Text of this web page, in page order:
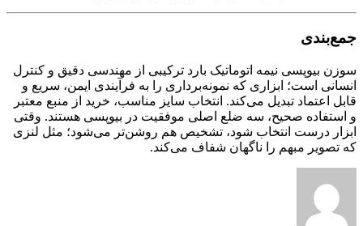
جمع‌بندی
سوزن بیوپسی نیمه اتوماتیک بارد ترکیبی از مهندسی دقیق و کنترل
انسانی است؛ ابزاری که نمونه‌برداری را به فرآیندی ایمن، سریع و
قابل اعتماد تبدیل می‌کند. انتخاب سایز مناسب، خرید از منبع معتبر
و استفاده صحیح، سه ضلع اصلی موفقیت در بیوپسی هستند. وقتی
ابزار درست انتخاب شود، تشخیص هم روشن‌تر می‌شود؛ مثل لنزی
که تصویر مبهم را ناگهان شفاف می‌کند.